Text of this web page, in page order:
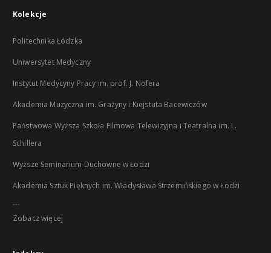
Kolekcje
Politechnika Łódzka
Uniwersytet Medyczny
Instytut Medycyny Pracy im. prof. J. Nofera
Akademia Muzyczna im. Grażyny i Kiejstuta Bacewiczów
Państwowa Wyższa Szkoła Filmowa Telewizyjna i Teatralna im. L.
Schillera
Wyższe Seminarium Duchowne w Łodzi
Akademia Sztuk Pięknych im. Władysława Strzemińskiego w Łodzi
...
Zobacz więcej